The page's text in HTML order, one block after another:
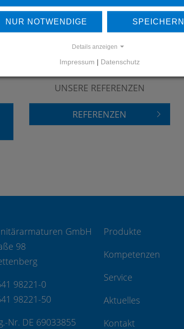
UNSERE REFERENZEN
REFERENZEN
GmbH
98
98221-0
98221-50
Nr. DE 69033855
Produkte
Kompetenzen
Service
Aktuelles
Kontakt
NUR NOTWENDIGE SPEICHERN
Details anzeigen
Impressum | Datenschutz